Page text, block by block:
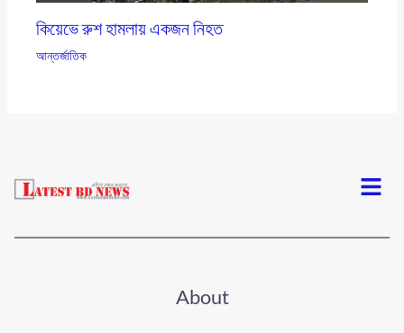
কিয়েভে রুশ হামলায় একজন নিহত
আন্তর্জাতিক
Menu
About